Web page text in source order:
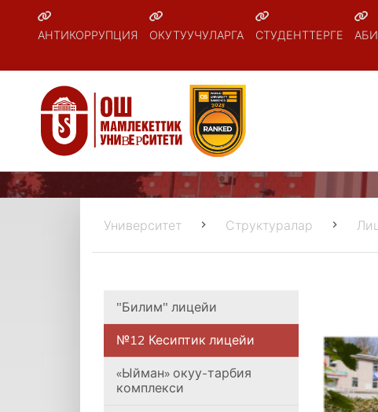
АНТИКОРРУПЦИЯ ОКУТУУЧУЛАРГА СТУДЕНТТЕРГЕ
Университет Структуралар
"Билим" лицейи
№12 Кесиптик лицейи
«Ыйман» окуу-тарбия
комплекси